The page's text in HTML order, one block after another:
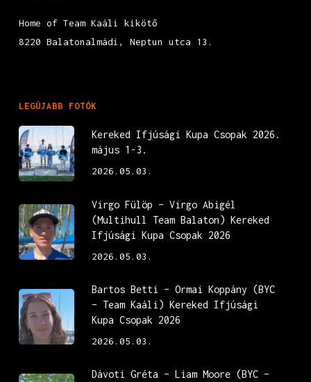
Home of Team Kaáli kikötő
8220 Balatonalmádi, Neptun utca 13.
LEGÚJABB FOTÓK
Kereked Ifjúsági Kupa Csopak 2026.
május 1-3.
2026.05.03.
Virgo Fülöp – Virgo Abigél
(Multihull Team Balaton) Kereked
Ifjúsági Kupa Csopak 2026
2026.05.03.
Bartos Betti – Ormai Koppány (BYC
– Team Kaáli) Kereked Ifjúsági
Kupa Csopak 2026
2026.05.03.
Dávoti Gréta – Liam Moore (BYC –